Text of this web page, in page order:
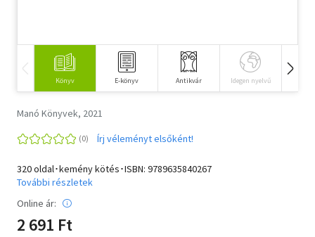
Könyv E-könyv Antikvár Idegen nyelvű
Manó Könyvek, 2021
Írj véleményt elsőként!
320 oldal･kemény kötés･ISBN: 9789635840267
További részletek
Online ár:
2 691 Ft